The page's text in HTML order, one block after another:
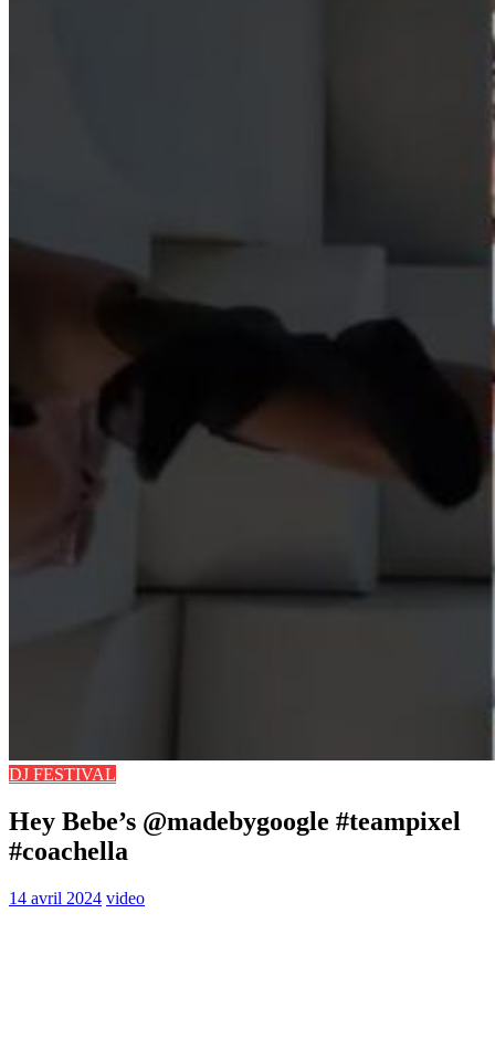
DJ FESTIVAL
Hey Bebe’s @madebygoogle #teampixel
#coachella
14 avril 2024 video